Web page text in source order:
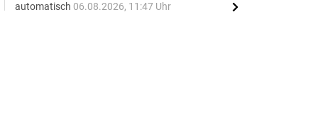
automatisch 06.08.2026, 11:47 Uhr